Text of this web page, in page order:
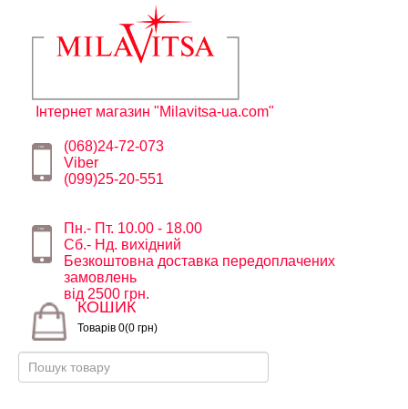
Інтернет магазин "Milavitsa-ua.com"
(068)24-72-073
Viber
(099)25-20-551
Пн.- Пт. 10.00 - 18.00
Сб.- Нд. вихідний
Безкоштовна доставка передоплачених
замовлень
від 2500 грн.
КОШИК
Товарів 0(0 грн)